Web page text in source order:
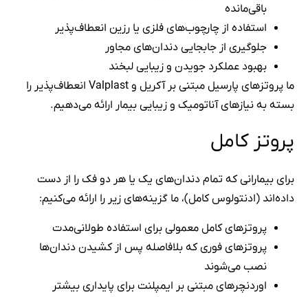
باقی‌مانده
استفاده از چارچوب‌های فلزی یا رزین انعطاف‌پذیر
جلوگیری از جابجایی دندان‌های مجاور
بهبود عملکرد جویدن و زیبایی لبخند
ما پروتزهای پارسیل مبتنی بر آکریل و Valplast انعطاف‌پذیر را
بسته به نیازهای آناتومیک و زیبایی بیمار ارائه می‌دهیم.
پروتز کامل
برای بیمارانی که تمام دندان‌های یک یا هر دو فک را از دست
داده‌اند (ادنتولوس کامل)، ما گزینه‌های زیر را ارائه می‌کنیم:
پروتزهای کامل معمولی برای استفاده طولانی‌مدت
پروتزهای فوری که بلافاصله پس از کشیدن دندان‌ها
نصب می‌شوند
اوردنچرهای مبتنی بر ایمپلنت برای پایداری بیشتر